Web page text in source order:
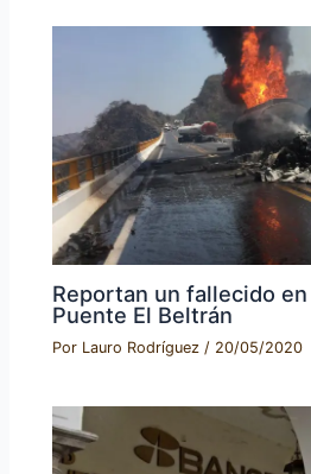
Reportan un fallecido
Puente El Beltrán
Por Lauro Rodríguez / 20/05/2020